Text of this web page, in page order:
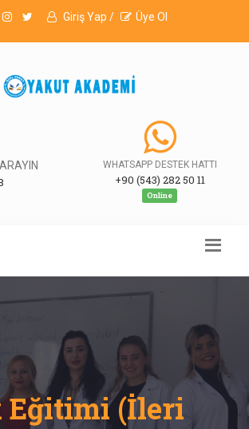
Giriş Yap / Üye Ol
WHATSAPP DESTEK HATTI
+90 (543) 282 50 11
Online
Eğitimi (İleri